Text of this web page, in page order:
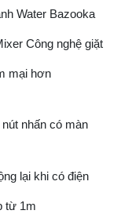
Water Bazooka
Công nghệ giặt
mại hơn
nhấn có màn
lại khi có điện
từ 1m